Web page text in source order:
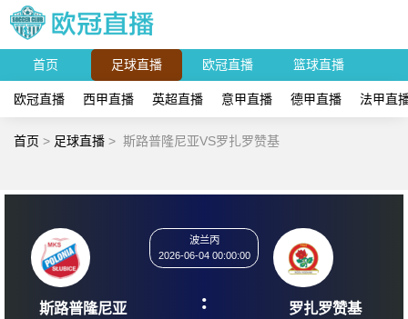
首页 足球直播 欧冠直播 篮球直播
欧冠直播 西甲直播 英超直播 意甲直播 德甲直播 法甲直
首页 > 足球直播 > 斯路普隆尼亚VS罗扎罗赞基
2026-06-04 00:00:00